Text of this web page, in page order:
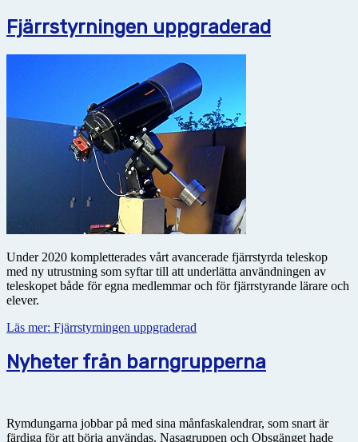
Fjärrstyrningen uppgraderad
Under 2020 kompletterades vårt avancerade fjärrstyrda teleskop
med ny utrustning som syftar till att underlätta användningen av
teleskopet både för egna medlemmar och för fjärrstyrande lärare och
elever.
Läs mer: Fjärrstyrningen uppgraderad
Nyheter från barngrupperna
Rymdungarna jobbar på med sina månfaskalendrar, som snart är
färdiga för att börja användas. Nasagruppen och Obsgänget hade